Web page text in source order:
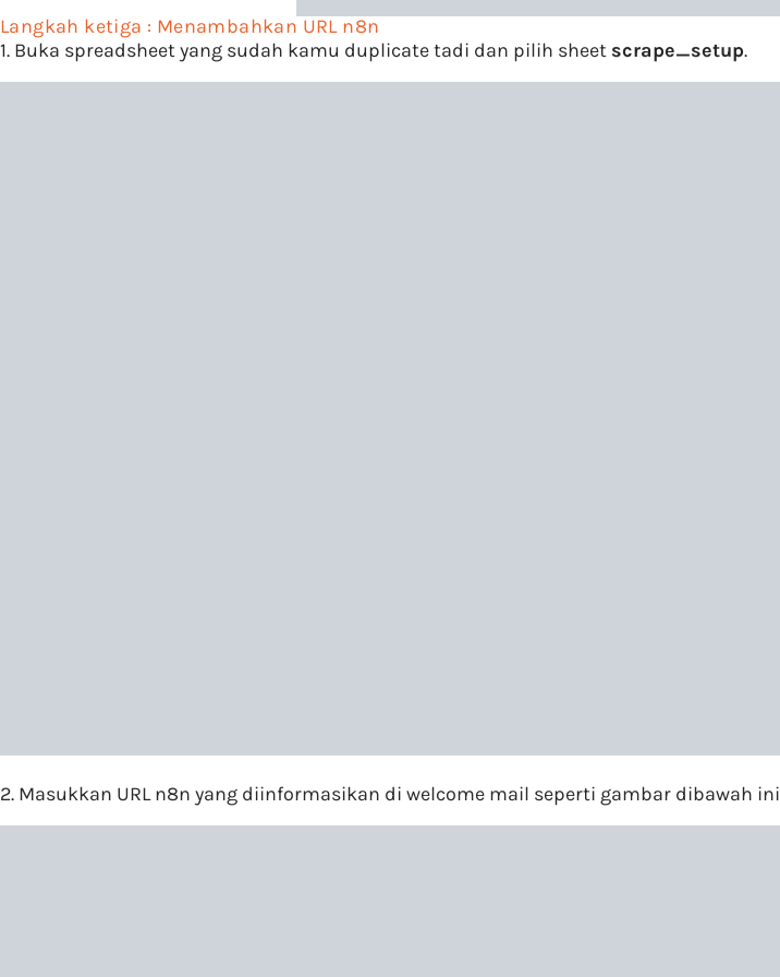
Langkah ketiga : Menambahkan URL n8n
1. Buka spreadsheet yang sudah kamu duplicate tadi dan pilih sheet scrape_setup.
2. Masukkan URL n8n yang diinformasikan di welcome mail seperti gambar dibawah ini